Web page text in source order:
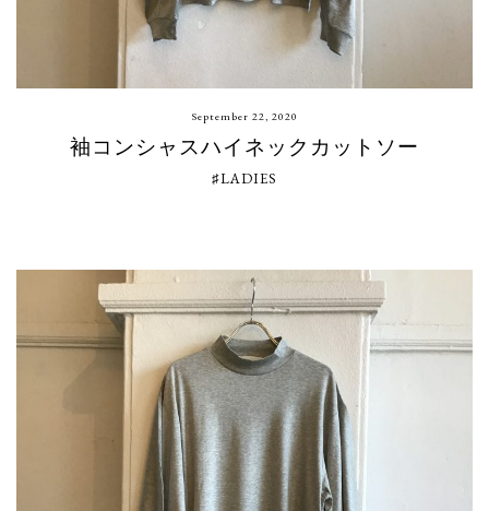
September 22, 2020
袖コンシャスハイネックカットソー
♯LADIES